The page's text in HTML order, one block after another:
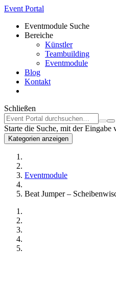
Event Portal
Eventmodule Suche
Bereiche
Künstler
Teambuilding
Eventmodule
Blog
Kontakt
Schließen
Starte die Suche, mit der Eingabe
Kategorien anzeigen
Eventmodule
Beat Jumper –